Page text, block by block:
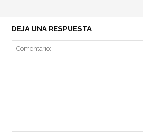
DEJA UNA RESPUESTA